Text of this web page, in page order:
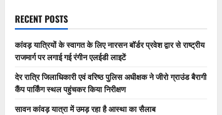
RECENT POSTS
कांवड़ यात्रियों के स्वागत के लिए नारसन बॉर्डर प्रवेश द्वार से राष्ट्रीय
राजमार्ग पर लगाई गई रंगीन एलईडी लाइटें
देर रात्रि जिलाधिकारी एवं वरिष्ठ पुलिस अधीक्षक ने जीरो ग्राउंड बैरागी
कैंप पार्किंग स्थल पहुंचकर किया निरीक्षण
सावन कांवड़ यात्रा में उमड़ रहा है आस्था का सैलाब